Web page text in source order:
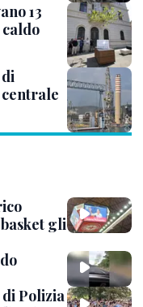
13
gli
Polizia